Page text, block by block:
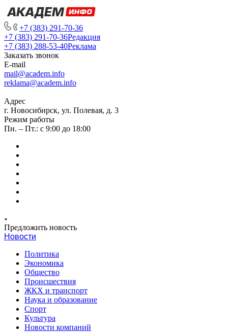
+7 (383) 291-70-36
+7 (383) 291-70-36Редакция
+7 (383) 288-53-40Реклама
Заказать звонок
E-mail
mail@academ.info
reklama@academ.info
Адрес
г. Новосибирск, ул. Полевая, д. 3
Режим работы
Пн. – Пт.: с 9:00 до 18:00
Предложить новость
Новости
Политика
Экономика
Общество
Происшествия
ЖКХ и транспорт
Наука и образование
Спорт
Культура
Новости компаний